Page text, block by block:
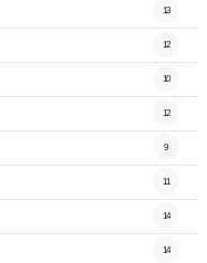
13
12
10
12
9
11
14
14